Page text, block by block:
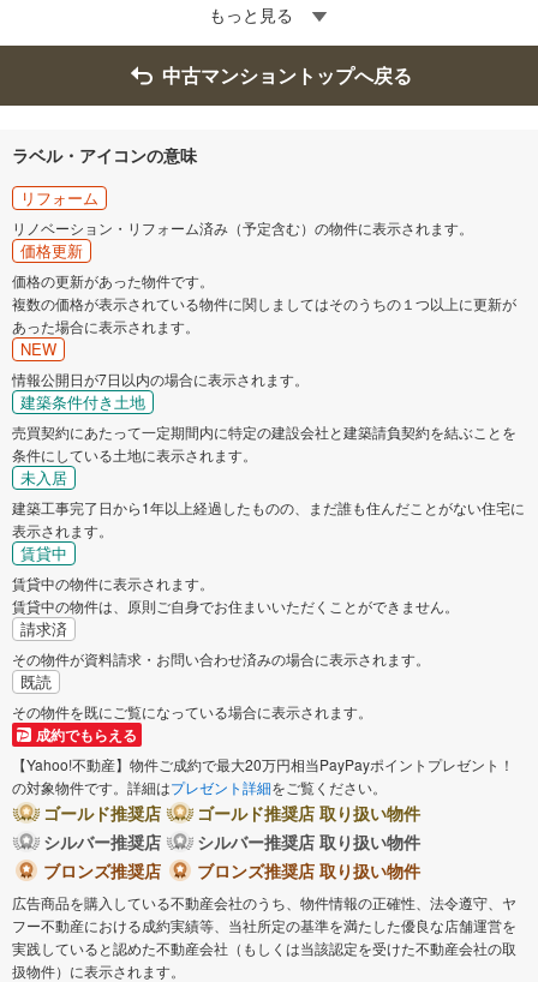
もっと見る
中古マンショントップへ戻る
ラベル・アイコンの意味
リフォーム
リノベーション・リフォーム済み（予定含む）の物件に表示されます。
価格更新
価格の更新があった物件です。
複数の価格が表示されている物件に関しましてはそのうちの１つ以上に更新が
あった場合に表示されます。
NEW
情報公開日が7日以内の場合に表示されます。
建築条件付き土地
売買契約にあたって一定期間内に特定の建設会社と建築請負契約を結ぶことを
条件にしている土地に表示されます。
未入居
建築工事完了日から1年以上経過したものの、まだ誰も住んだことがない住宅に
表示されます。
賃貸中
賃貸中の物件に表示されます。
賃貸中の物件は、原則ご自身でお住まいいただくことができません。
請求済
その物件が資料請求・お問い合わせ済みの場合に表示されます。
既読
その物件を既にご覧になっている場合に表示されます。
成約でもらえる
【Yahoo!不動産】物件ご成約で最大20万円相当PayPayポイントプレゼント！
の対象物件です。詳細はプレゼント詳細をご覧ください。
ゴールド推奨店
ゴールド推奨店 取り扱い物件
シルバー推奨店
シルバー推奨店 取り扱い物件
ブロンズ推奨店
ブロンズ推奨店 取り扱い物件
広告商品を購入している不動産会社のうち、物件情報の正確性、法令遵守、ヤ
フー不動産における成約実績等、当社所定の基準を満たした優良な店舗運営を
実践していると認めた不動産会社（もしくは当該認定を受けた不動産会社の取
扱物件）に表示されます。